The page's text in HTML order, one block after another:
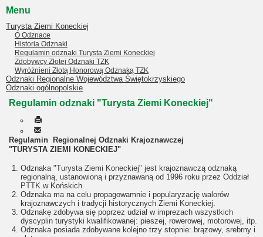
Menu
Turysta Ziemi Koneckiej
O Odznace
Historia Odznaki
Regulamin odznaki Turysta Ziemi Koneckiej
Zdobywcy Złotej Odznaki TZK
Wyróżnieni Złotą Honorową Odznaką TZK
Odznaki Regionalne Województwa Świętokrzyskiego
Odznaki ogólnopolskie
Regulamin odznaki "Turysta Ziemi Koneckiej"
Regulamin
Regionalnej Odznaki Krajoznawczej
"TURYSTA ZIEMI KONECKIEJ"
Odznaka "Turysta Ziemi Koneckiej" jest krajoznawczą odznaką
regionalną, ustanowioną i przyznawaną od 1996 roku przez Oddział
PTTK w Końskich.
Odznaka ma na celu propagowamnie i popularyzację walorów
krajoznawczych i tradycji historycznych Ziemi Koneckiej.
Odznakę zdobywa się poprzez udział w imprezach wszystkich
dyscyplin turystyki kwalifikowanej: pieszej, rowerowej, motorowej, itp.
Odznaka posiada zdobywane kolejno trzy stopnie: brązowy, srebrny i